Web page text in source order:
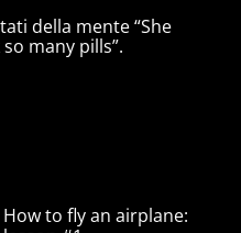
della mente “She
many pills”.
How to fly an airplane: